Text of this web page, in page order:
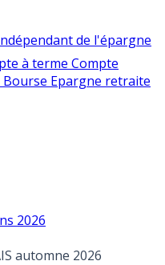
de l'épargne
à terme Compte
Bourse Epargne retraite
2026
automne 2026